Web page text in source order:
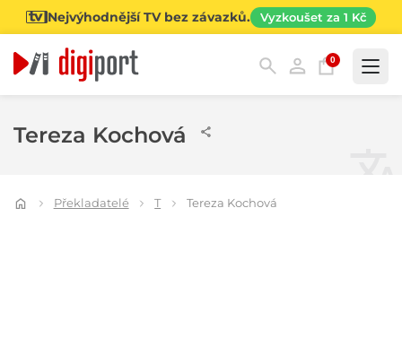
Nejvýhodnější TV bez závazků. Vyzkoušet za 1 Kč
0
Tereza Kochová
Překladatelé T Tereza Kochová